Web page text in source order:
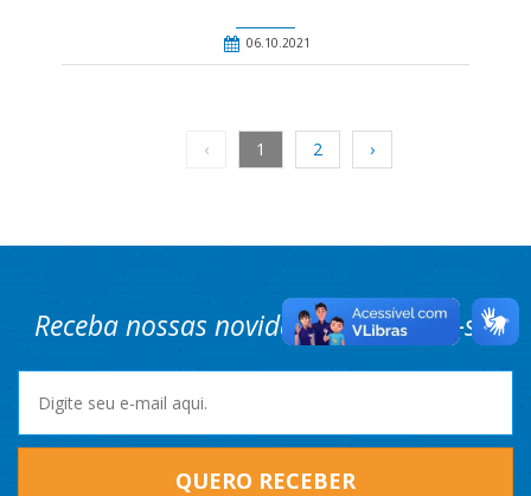
06.10.2021
‹ 1 2 ›
Receba nossas novidades! Cadastre-se.
QUERO RECEBER